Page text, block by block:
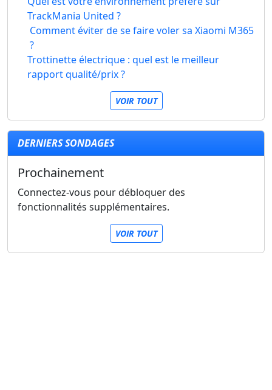
TrackMania United ?
Comment éviter de se faire voler sa Xiaomi M365
?
Trottinette électrique : quel est le meilleur
rapport qualité/prix ?
VOIR TOUT
DERNIERS SONDAGES
Prochainement
Connectez-vous pour débloquer des
fonctionnalités supplémentaires.
VOIR TOUT